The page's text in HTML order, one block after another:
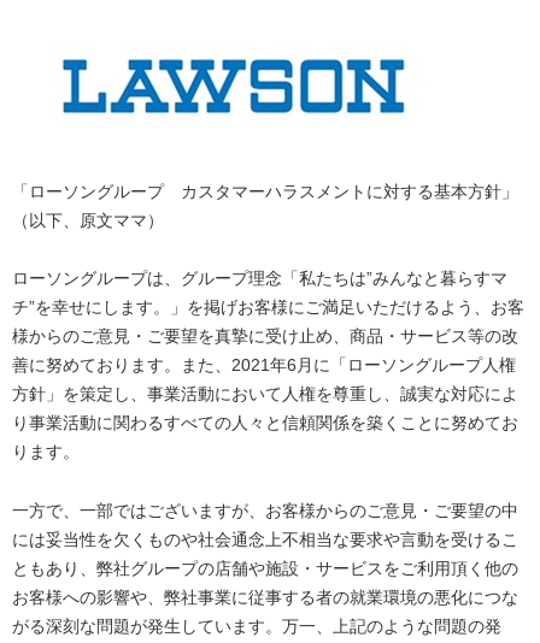
「ローソングループ カスタマーハラスメントに対する基本方針」
（以下、原文ママ）
ローソングループは、グループ理念「私たちは”みんなと暮らすマ
チ”を幸せにします。」を掲げお客様にご満足いただけるよう、お客
様からのご意見・ご要望を真摯に受け止め、商品・サービス等の改
善に努めております。また、2021年6月に「ローソングループ人権
方針」を策定し、事業活動において人権を尊重し、誠実な対応によ
り事業活動に関わるすべての人々と信頼関係を築くことに努めてお
ります。
一方で、一部ではございますが、お客様からのご意見・ご要望の中
には妥当性を欠くものや社会通念上不相当な要求や言動を受けるこ
ともあり、弊社グループの店舗や施設・サービスをご利用頂く他の
お客様への影響や、弊社事業に従事する者の就業環境の悪化につな
がる深刻な問題が発生しています。万一、上記のような問題の発